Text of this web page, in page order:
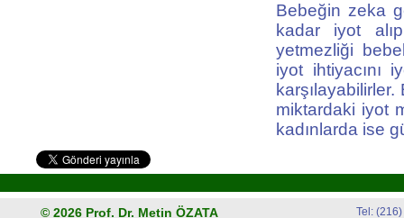
Bebeğin zeka
kadar iyot
yetmezliği
iyot ihtiyacını
miktardaki iyot
kadınlarda ise
© 2026 Prof. Dr. Metin ÖZATA Tel: